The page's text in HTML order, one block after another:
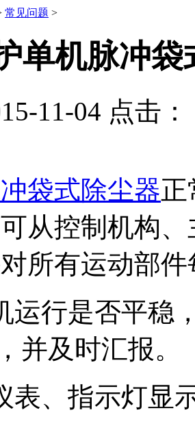
常见问题 >
单机脉冲袋
11-04 点击：
袋式除尘器正
从控制机构
所有运动部
运行是否平稳
及时汇报。
表、指示灯显